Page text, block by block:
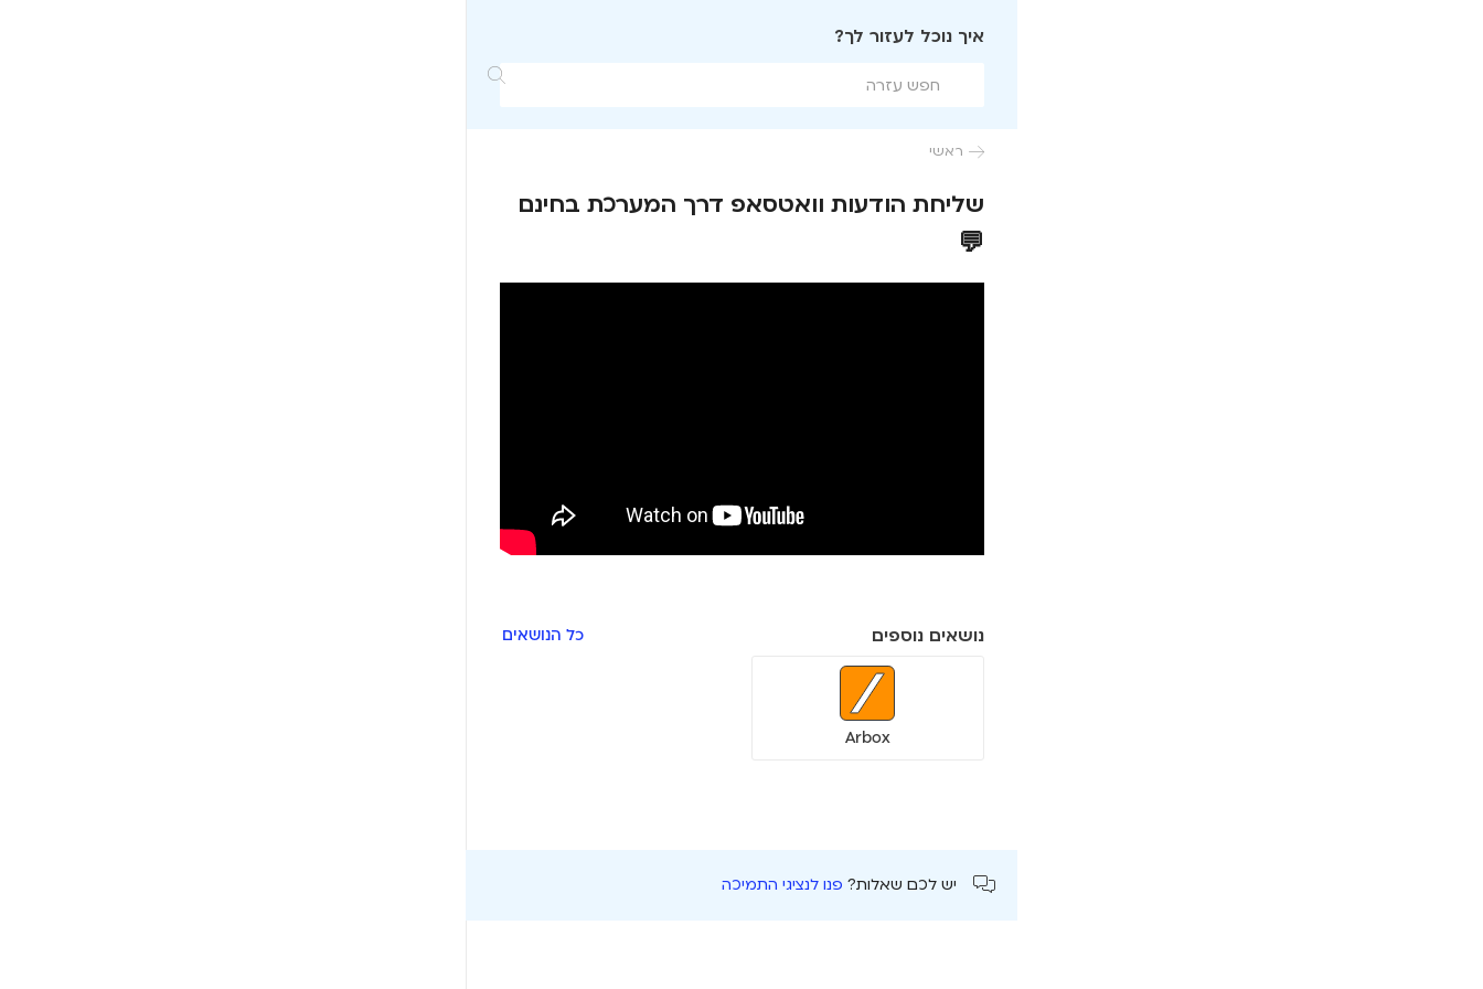
איך נוכל לעזור לך?

 ראשי
שליחת הודעות וואטסאפ דרך המערכת בחינם
💬
נושאים נוספים כל הנושאים
Arbox
יש לכם שאלות? פנו לנציגי התמיכה